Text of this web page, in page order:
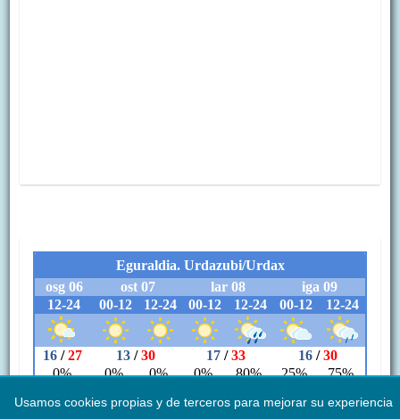
Usamos cookies propias y de terceros para mejorar su experiencia